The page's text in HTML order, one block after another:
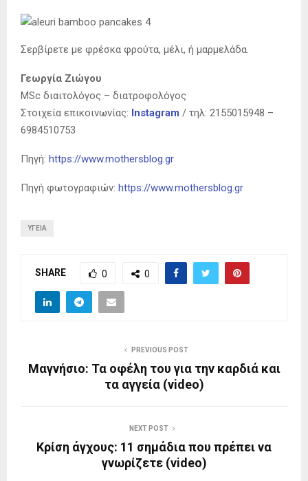
Σερβίρετε με φρέσκα φρούτα, μέλι, ή μαρμελάδα.
Γεωργία Ζιώγου
MSc διαιτολόγος – διατροφολόγος
Στοιχεία επικοινωνίας: Instagram / τηλ: 2155015948 –
6984510753
Πηγή: https://www.mothersblog.gr
Πηγή φωτογραφιών: https://www.mothersblog.gr
ΥΓΕΊΑ
SHARE 0 0
PREVIOUS POST
Μαγνήσιο: Τα οφέλη του για την καρδιά και
τα αγγεία (video)
NEXT POST
Κρίση άγχους: 11 σημάδια που πρέπει να
γνωρίζετε (video)